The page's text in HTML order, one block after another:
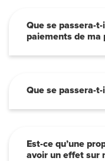
Que se passera-
paiements de ma
Que se passera-
Est-ce qu’une
avoir un effet sur